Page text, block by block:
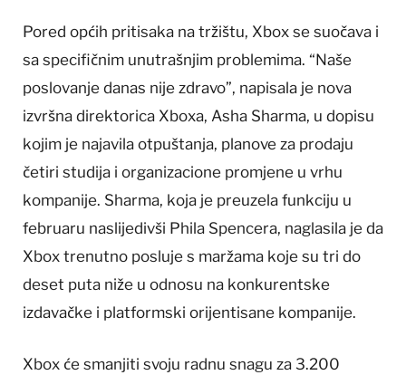
Pored općih pritisaka na tržištu, Xbox se suočava i
sa specifičnim unutrašnjim problemima. “Naše
poslovanje danas nije zdravo”, napisala je nova
izvršna direktorica Xboxa, Asha Sharma, u dopisu
kojim je najavila otpuštanja, planove za prodaju
četiri studija i organizacione promjene u vrhu
kompanije. Sharma, koja je preuzela funkciju u
februaru naslijedivši Phila Spencera, naglasila je da
Xbox trenutno posluje s maržama koje su tri do
deset puta niže u odnosu na konkurentske
izdavačke i platformski orijentisane kompanije.
Xbox će smanjiti svoju radnu snagu za 3.200